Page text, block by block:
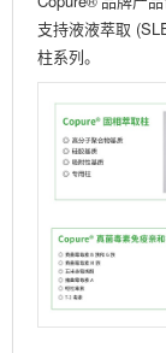
支持液液萃取
柱系列。